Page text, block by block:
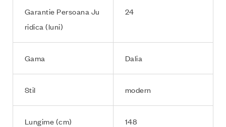
Garantie Persoana Ju
ridica (luni)
24
Gama Dalia
Stil modern
Lungime (cm) 148